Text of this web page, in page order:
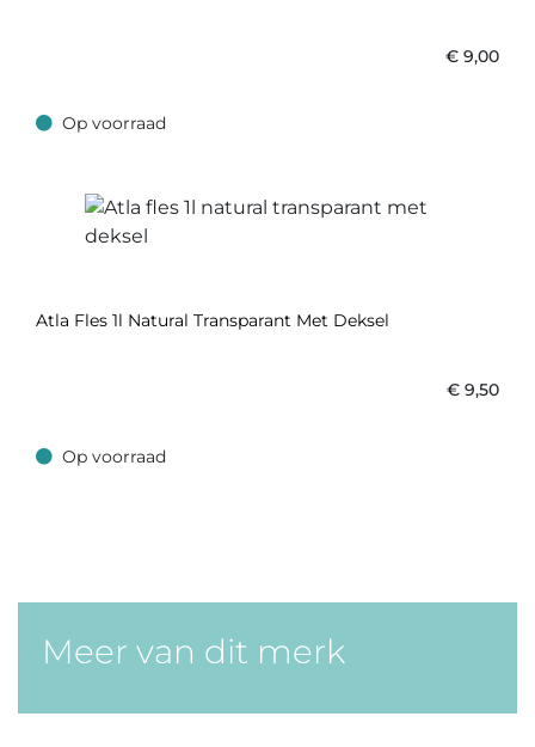
€ 9,00
Op voorraad
Op voorraad
Atla Fles 1l Natural Transparant Met Deksel
€ 9,50
Op voorraad
Op voorraad
Meer van dit merk